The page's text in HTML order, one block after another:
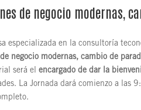
de negocio modernas,
especializada en la consultoría
negocio modernas, cambio de
será elencargado de dar la
La Jornada dará comienzo a las